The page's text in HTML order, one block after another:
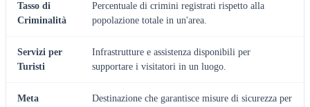
Tasso di
Criminalità
Percentuale di crimini registrati rispetto alla
popolazione totale in un'area.
Servizi per
Turisti
Infrastrutture e assistenza disponibili per
supportare i visitatori in un luogo.
Meta
Destinazione che garantisce misure di sicurezza per